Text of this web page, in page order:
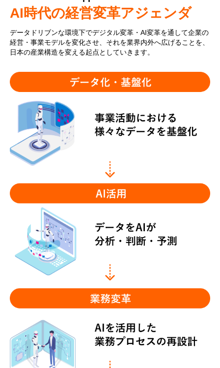
AI時代の経営変革アジェンダ
データドリブンな環境下でデジタル変革・AI変革を通して企業の
経営・事業モデルを変化させ、それを業界内外へ広げることを、
日本の産業構造を変える起点としていきます。